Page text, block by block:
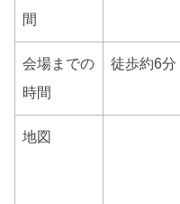
間
会場までの
時間
徒歩約6分
地図